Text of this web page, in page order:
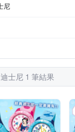
尼
士尼 1 筆結果